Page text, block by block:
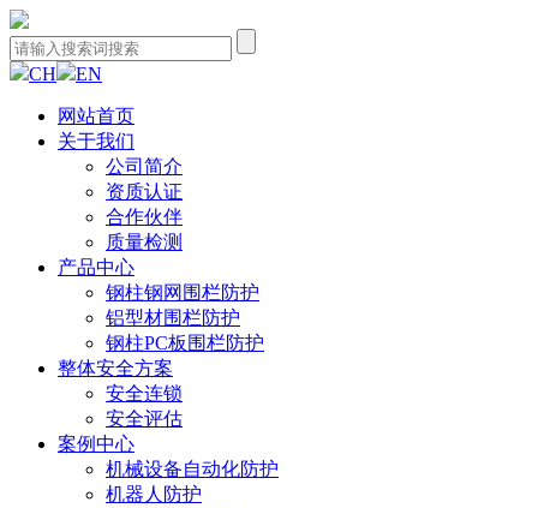
CH EN
网站首页
关于我们
公司简介
资质认证
合作伙伴
质量检测
产品中心
钢柱钢网围栏防护
铝型材围栏防护
钢柱PC板围栏防护
整体安全方案
安全连锁
安全评估
案例中心
机械设备自动化防护
机器人防护